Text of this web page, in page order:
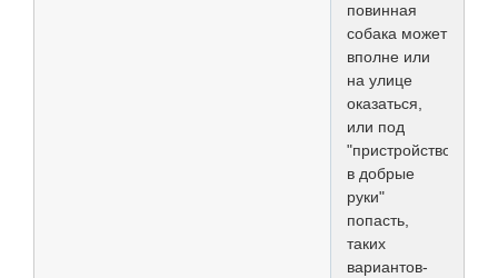
повинная
собака может
вполне или
на улице
оказаться,
или под
"пристройство
в добрые
руки"
попасть,
таких
вариантов-